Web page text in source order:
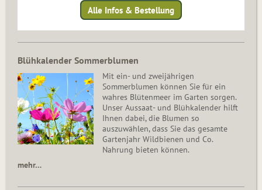
Alle Infos & Bestellung
Blühkalender Sommerblumen
Mit ein- und zweijährigen
Sommerblumen können Sie für ein
wahres Blütenmeer im Garten sorgen.
Unser Aussaat- und Blühkalender hilft
Ihnen dabei, die Blumen so
auszuwählen, dass Sie das gesamte
Gartenjahr Wildbienen und Co.
Nahrung bieten können.
mehr…